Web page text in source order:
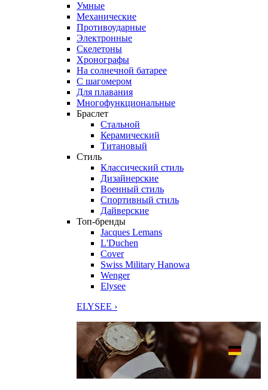
Умные
Механические
Противоударные
Электронные
Скелетоны
Хронографы
На солнечной батарее
С шагомером
Для плавания
Многофункциональные
Браслет
Стальной
Керамический
Титановый
Стиль
Классический стиль
Дизайнерские
Военный стиль
Спортивный стиль
Дайверские
Топ-бренды
Jacques Lemans
L'Duchen
Cover
Swiss Military Hanowa
Wenger
Elysee
ELYSEE ›